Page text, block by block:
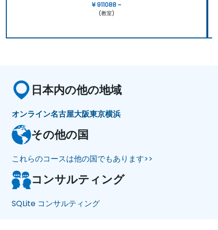
¥ 911088 ~
(教室)
日本内の他の地域
オンライン名古屋大阪東京横浜
その他の国
これらのコースは他の国でもあります>>
コンサルティング
SQLite コンサルティング